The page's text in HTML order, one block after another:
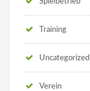
Training
Uncategorized
Verein